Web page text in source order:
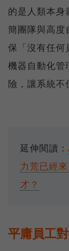
的是人類本
簡團隊與高度
保「沒有任何
機器自動化管
險，讓系統不
延伸閱讀：
力荒已經
才？
平庸員工